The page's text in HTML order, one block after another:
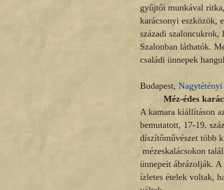
gyűjtői munkával
karácsonyi eszközök,
századi szaloncukrok,
Szalonban láthatók.
családi ünnepek
Budapest,
Méz-édes
A kamara kiállításon
bemutatott, 17-19.
díszítőművészet több
mézeskalácsokon
ünnepeit ábrázolják.
ízletes ételek voltak,